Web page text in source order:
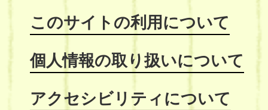
このサイトの利用について
個人情報の取り扱いについて
アクセシビリティについて